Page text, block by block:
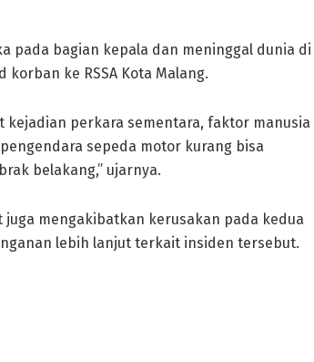
pada bagian kepala dan meninggal dunia di
ke RSSA Kota Malang.
perkara sementara, faktor manusia
sepeda motor kurang bisa
belakang,” ujarnya.
mengakibatkan kerusakan pada kedua
lebih lanjut terkait insiden tersebut.